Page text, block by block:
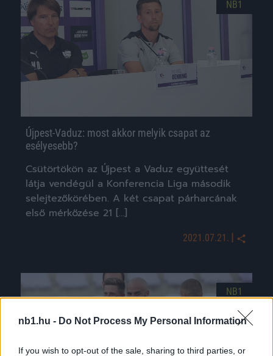
nb1.hu - Do Not Process My Personal Information
If you wish to opt-out of the sale, sharing to third parties, or
NB1
Újpest-Vaduz: most akkor melyik csapat az
esélyesebb?
Csütörtökön az Újpest a Vaduz együttesét
látja vendégül a Konferencia Liga második
selejtezőkörében. A két csapat párharcának
első mérkőzése 21 […]
2021.07.21. |
NB1